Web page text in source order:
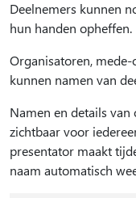
Deelnemers kunnen
hun handen opheffen.
Organisatoren,
kunnen namen van
Namen en details
zichtbaar voor
presentator maakt
naam automatisch